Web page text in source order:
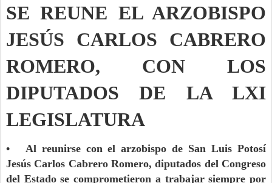
SE REUNE EL ARZOBISPO
JESÚS CARLOS CABRERO
ROMERO, CON LOS
DIPUTADOS DE LA LXI
LEGISLATURA
• Al reunirse con el arzobispo de San Luis Potosí
Jesús Carlos Cabrero Romero, diputados del Congreso
del Estado se comprometieron a trabajar siempre por